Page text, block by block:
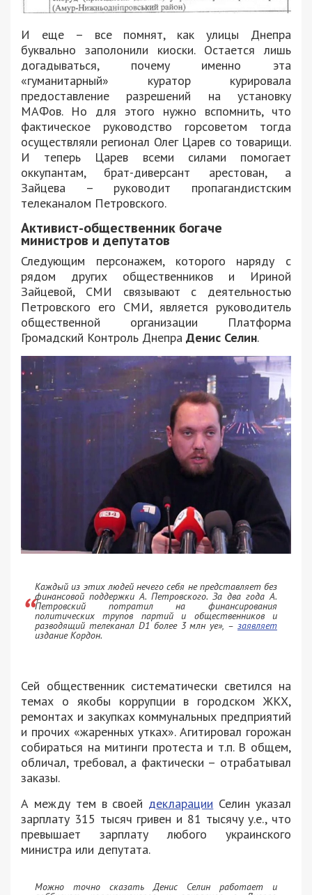
И еще – все помнят, как улицы Днепра
буквально заполонили киоски. Остается лишь
догадываться, почему именно эта
«гуманитарный» куратор курировала
предоставление разрешений на установку
МАФов. Но для этого нужно вспомнить, что
фактическое руководство горсоветом тогда
осуществляли регионал Олег Царев со товарищи.
И теперь Царев всеми силами помогает
оккупантам, брат-диверсант арестован, а
Зайцева – руководит пропагандистским
телеканалом Петровского.
Активист-общественник богаче
министров и депутатов
Следующим персонажем, которого наряду с
рядом других общественников и Ириной
Зайцевой, СМИ связывают с деятельностью
Петровского его СМИ, является руководитель
общественной организации Платформа
Громадский Контроль Днепра Денис Селин.
Каждый из этих людей нечего себя не представляет без
финансовой поддержки А. Петровского. За два года А.
Петровский потратил на финансирования
политических трупов партий и общественников и
разводящий телеканал D1 более 3 млн уе», – заявляет
издание Кордон.
Сей общественник систематически светился на
темах о якобы коррупции в городском ЖКХ,
ремонтах и закупках коммунальных предприятий
и прочих «жаренных утках». Агитировал горожан
собираться на митинги протеста и т.п. В общем,
обличал, требовал, а фактически – отрабатывал
заказы.
А между тем в своей декларации Селин указал
зарплату 315 тысяч гривен и 81 тысячу у.е., что
превышает зарплату любого украинского
министра или депутата.
Можно точно сказать Денис Селин работает и